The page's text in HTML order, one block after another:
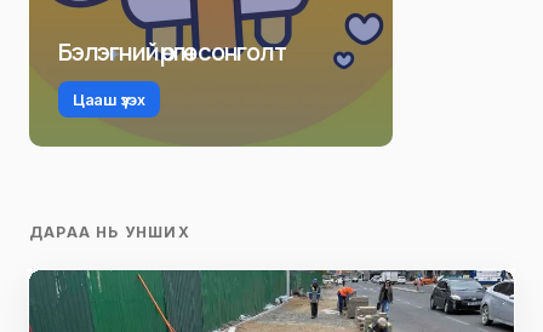
Бэлэгний өргөн сонголт
Цааш үзэх
ДАРАА НЬ УНШИХ